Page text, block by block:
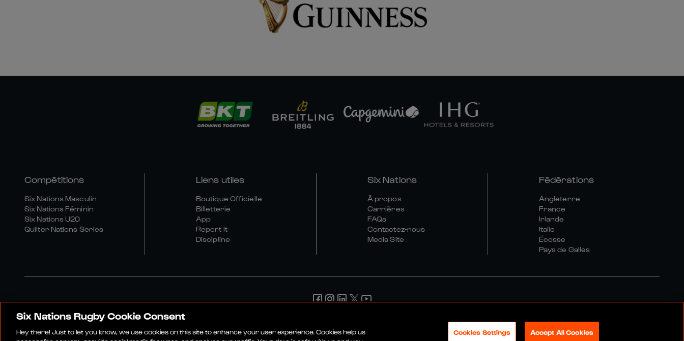
Compétitions
Six Nations Masculin
Six Nations Féminin
Six Nations U20
Quilter Nations Series
Liens utiles
Boutique Officielle
Billetterie
App
Report It
Discipline
Six Nations
À propos
Carrières
FAQs
Contactez-nous
Media Site
Fédérations
Angleterre
France
Irlande
Italie
Écosse
Pays de Galles
Politique Sociale Et Numérique
Six Nations Rugby Cookie Consent
Hey there! Just to let you know, we use cookies on this site to enhance your user experience. Cookies help us
Cookies Settings Accept All Cookies